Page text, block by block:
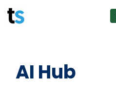
Skip
to
AI +
AI Hub